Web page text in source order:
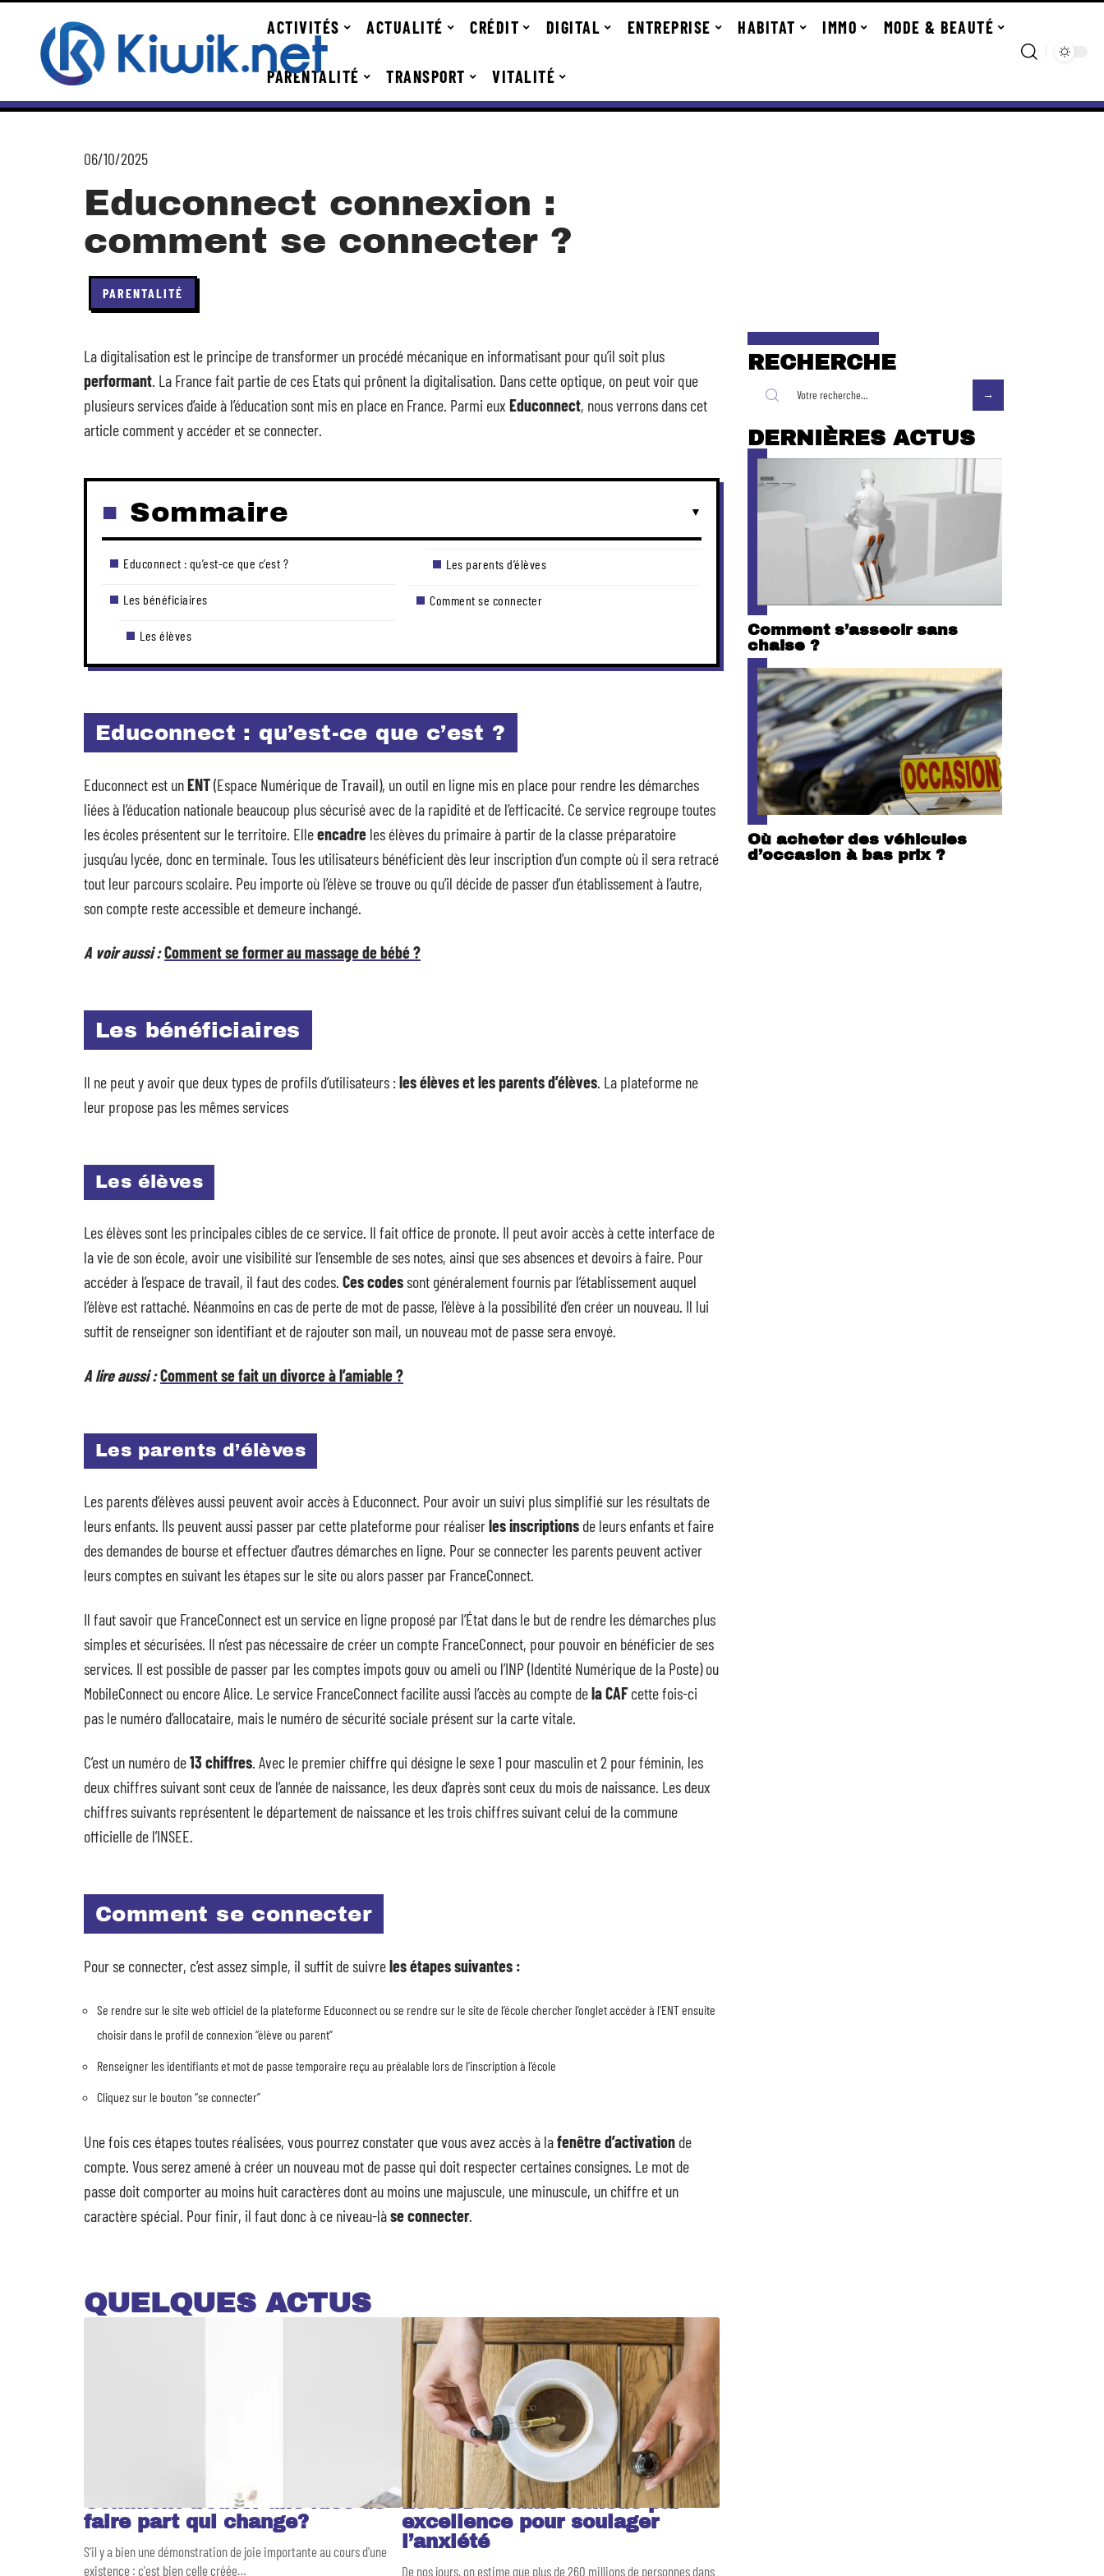
ACTIVITÉS ACTUALITÉ CRÉDIT DIGITAL ENTREPRISE HABITAT IMMO MODE & BEAUTÉ
PARENTALITÉ TRANSPORT VITALITÉ
06/10/2025
Educonnect connexion :
comment se connecter ?
PARENTALITÉ
La digitalisation est le principe de transformer un procédé mécanique en informatisant pour qu’il soit plus
performant. La France fait partie de ces Etats qui prônent la digitalisation. Dans cette optique, on peut voir que
plusieurs services d’aide à l’éducation sont mis en place en France. Parmi eux Educonnect, nous verrons dans cet
article comment y accéder et se connecter.
Sommaire
Educonnect : qu’est-ce que c’est ?
Les bénéficiaires
Les élèves
Les parents d’élèves
Comment se connecter
Educonnect : qu’est-ce que c’est ?
Educonnect est unENT(Espace Numérique de Travail), un outil en ligne mis en place pour rendre les démarches
liées à l’éducation nationale beaucoup plus sécurisé avec de la rapidité et de l’efficacité. Ce service regroupe toutes
les écoles présentent sur le territoire. Elleencadre les élèves du primaire à partir de la classe préparatoire
jusqu’au lycée, donc en terminale. Tous les utilisateurs bénéficient dès leur inscription d’un compte où il sera retracé
tout leur parcours scolaire. Peu importe où l’élève se trouve ou qu’il décide de passer d’un établissement à l’autre,
son compte reste accessible et demeure inchangé.
A voir aussi :Comment se former au massage de bébé ?
Les bénéficiaires
Il ne peut y avoir que deux types de profils d’utilisateurs :les élèves et les parents d’élèves. La plateforme ne
leur propose pas les mêmes services
Les élèves
Les élèves sont les principales cibles de ce service. Il fait office de pronote. Il peut avoir accès à cette interface de
la vie de son école, avoir une visibilité sur l’ensemble de ses notes, ainsi que ses absences et devoirs à faire. Pour
accéder à l’espace de travail, il faut des codes. Ces codessont généralement fournis par l’établissement auquel
l’élève est rattaché. Néanmoins en cas de perte de mot de passe, l’élève à la possibilité d’en créer un nouveau. Il lui
suffit de renseigner son identifiant et de rajouter son mail, un nouveau mot de passe sera envoyé.
A lire aussi :Comment se fait un divorce à l’amiable ?
Les parents d’élèves
Les parents d’élèves aussi peuvent avoir accès à Educonnect. Pour avoir un suivi plus simplifié sur les résultats de
leurs enfants. Ils peuvent aussi passer par cette plateforme pour réaliserles inscriptions de leurs enfants et faire
des demandes de bourse et effectuer d’autres démarches en ligne. Pour se connecter les parents peuvent activer
leurs comptes en suivant les étapes sur le site ou alors passer par FranceConnect.
Il faut savoir que FranceConnect est un service en ligne proposé par l’État dans le but de rendre les démarches plus
simples et sécurisées. Il n’est pas nécessaire de créer un compte FranceConnect, pour pouvoir en bénéficier de ses
services. Il est possible de passer par les comptes impots gouv ou ameli ou l’INP (Identité Numérique de la Poste) ou
MobileConnect ou encore Alice. Le service FranceConnect facilite aussi l’accès au compte dela CAFcette fois-ci
pas le numéro d’allocataire, mais le numéro de sécurité sociale présent sur la carte vitale.
C’est un numéro de13 chiffres. Avec le premier chiffre qui désigne le sexe 1 pour masculin et 2 pour féminin, les
deux chiffres suivant sont ceux de l’année de naissance, les deux d’après sont ceux du mois de naissance. Les deux
chiffres suivants représentent le département de naissance et les trois chiffres suivant celui de la commune
officielle de l’INSEE.
Comment se connecter
Pour se connecter, c’est assez simple, il suffit de suivreles étapes suivantes :
Se rendre sur le site web officiel de la plateforme Educonnect ou se rendre sur le site de l’école chercher l’onglet accéder à l’ENT ensuite
choisir dans le profil de connexion “élève ou parent”
Renseigner les identifiants et mot de passe temporaire reçu au préalable lors de l’inscription à l’école
Cliquez sur le bouton “se connecter”
Une fois ces étapes toutes réalisées, vous pourrez constater que vous avez accès à lafenêtre d’activation de
compte. Vous serez amené à créer un nouveau mot de passe qui doit respecter certaines consignes. Le mot de
passe doit comporter au moins huit caractères dont au moins une majuscule, une minuscule, un chiffre et un
caractère spécial. Pour finir, il faut donc à ce niveau-làse connecter.
QUELQUES ACTUS
Comment trouver une idée de
faire part qui change?
S'il y a bien une démonstration de joie importante au cours d'une
existence : c'est bien celle créée…
Le CBD comme remède par
excellence pour soulager
l’anxiété
De nos jours, on estime que plus de 260 millions de personnes dans
RECHERCHE
DERNIÈRES ACTUS
Comment s’asseoir sans
chaise ?
Où acheter des véhicules
d’occasion à bas prix ?